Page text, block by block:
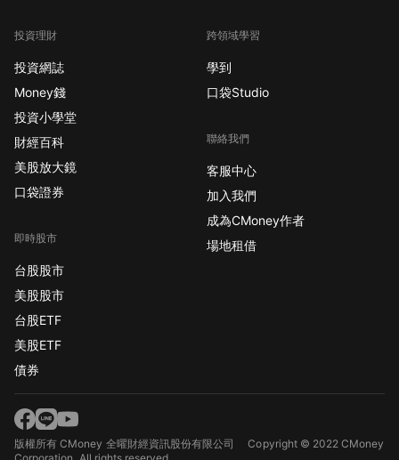
投資理財
投資網誌
Money錢
投資小學堂
財經百科
美股放大鏡
口袋證券
即時股市
台股股市
美股股市
台股ETF
美股ETF
債券
跨領域學習
學到
口袋Studio
聯絡我們
客服中心
加入我們
成為CMoney作者
場地租借
版權所有 CMoney 全曜財經資訊股份有限公司Copyright © 2022 CMoney